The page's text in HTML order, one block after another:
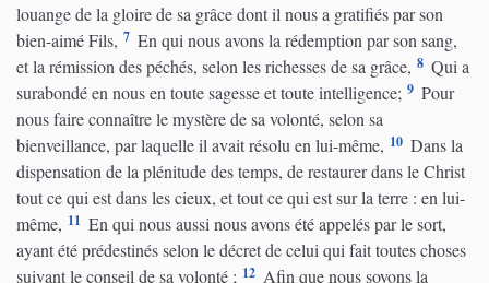
louange de la gloire de sa grâce dont il nous a gratifiés par son
bien-aimé Fils, 7 En qui nous avons la rédemption par son sang,
et la rémission des péchés, selon les richesses de sa grâce, 8 Qui a
surabondé en nous en toute sagesse et toute intelligence; 9 Pour
nous faire connaître le mystère de sa volonté, selon sa
bienveillance, par laquelle il avait résolu en lui-même, 10 Dans la
dispensation de la plénitude des temps, de restaurer dans le Christ
tout ce qui est dans les cieux, et tout ce qui est sur la terre : en lui-
même, 11 En qui nous aussi nous avons été appelés par le sort,
ayant été prédestinés selon le décret de celui qui fait toutes choses
suivant le conseil de sa volonté ; 12 Afin que nous soyons la